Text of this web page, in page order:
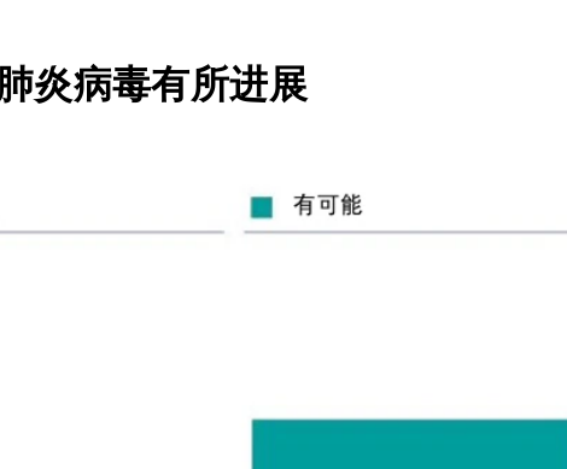
炎病毒有所进展